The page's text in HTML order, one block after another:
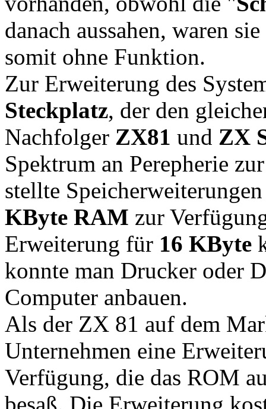
danach aussahen, waren
somit ohne Funktion.
Zur Erweiterung des
Steckplatz, der den
Nachfolger ZX81 und ZX
Spektrum an Perepherie
stellte
KByte RAM zur
Erweiterung für 16 KByte
konnte man Drucker oder
Computer anbauen.
Als der ZX 81 auf dem
Unternehmen eine
Verfügung, die das ROM
besaß. Die Erweiterung